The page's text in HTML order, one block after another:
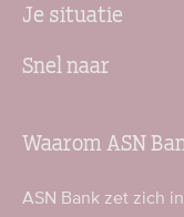
Je situatie
Snel naar
Waarom ASN
ASN Bank zet zich